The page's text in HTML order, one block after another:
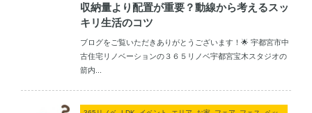
収納量より配置が重要？動線から考えるスッ
キリ生活のコツ
ブログをご覧いただきありがとうございます！🌟 宇都宮市中
古住宅リノベーションの３６５リノベ宇都宮宝木スタジオの
箭内...